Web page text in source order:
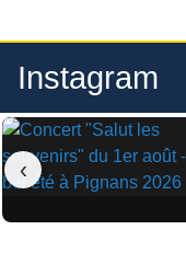
Instagram
▶
‹